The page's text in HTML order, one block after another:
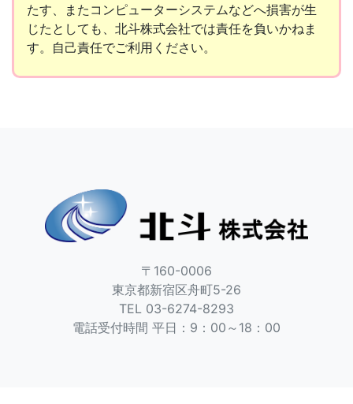
たす、またコンピューターシステムなどへ損害が生
じたとしても、北斗株式会社では責任を負いかねま
す。自己責任でご利用ください。
〒160-0006
東京都新宿区舟町5-26
TEL 03-6274-8293
電話受付時間 平日：9：00～18：00